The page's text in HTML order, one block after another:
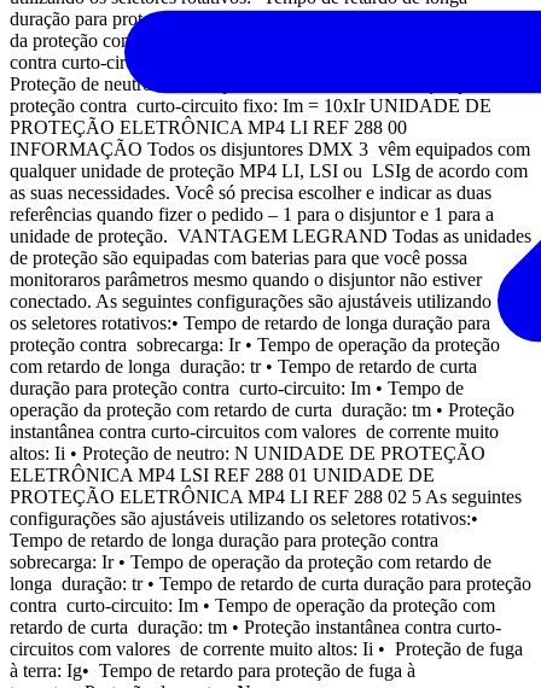
duração para proteção contra sobrecarga: Ir • Tempo de operação
da proteção com retardo de longa duração: tr • Proteção instantânea
contra curto-circuitos com valores de corrente muito altos: Ii •
Proteção de neutro: N• Tempo de retardo de curta duração para
proteção contra curto-circuito fixo: Im = 10xIr UNIDADE DE
PROTEÇÃO ELETRÔNICA MP4 LI REF 288 00
INFORMAÇÃO Todos os disjuntores DMX 3 vêm equipados com
qualquer unidade de proteção MP4 LI, LSI ou LSIg de acordo com
as suas necessidades. Você só precisa escolher e indicar as duas
referências quando fizer o pedido – 1 para o disjuntor e 1 para a
unidade de proteção. VANTAGEM LEGRAND Todas as unidades
de proteção são equipadas com baterias para que você possa
monitoraros parâmetros mesmo quando o disjuntor não estiver
conectado. As seguintes configurações são ajustáveis utilizando
os seletores rotativos:• Tempo de retardo de longa duração para
proteção contra sobrecarga: Ir • Tempo de operação da proteção
com retardo de longa duração: tr • Tempo de retardo de curta
duração para proteção contra curto-circuito: Im • Tempo de
operação da proteção com retardo de curta duração: tm • Proteção
instantânea contra curto-circuitos com valores de corrente muito
altos: Ii • Proteção de neutro: N UNIDADE DE PROTEÇÃO
ELETRÔNICA MP4 LSI REF 288 01 UNIDADE DE
PROTEÇÃO ELETRÔNICA MP4 LI REF 288 02 5 As seguintes
configurações são ajustáveis utilizando os seletores rotativos:•
Tempo de retardo de longa duração para proteção contra
sobrecarga: Ir • Tempo de operação da proteção com retardo de
longa duração: tr • Tempo de retardo de curta duração para proteção
contra curto-circuito: Im • Tempo de operação da proteção com
retardo de curta duração: tm • Proteção instantânea contra curto-
circuitos com valores de corrente muito altos: Ii • Proteção de fuga
à terra: Ig• Tempo de retardo para proteção de fuga à